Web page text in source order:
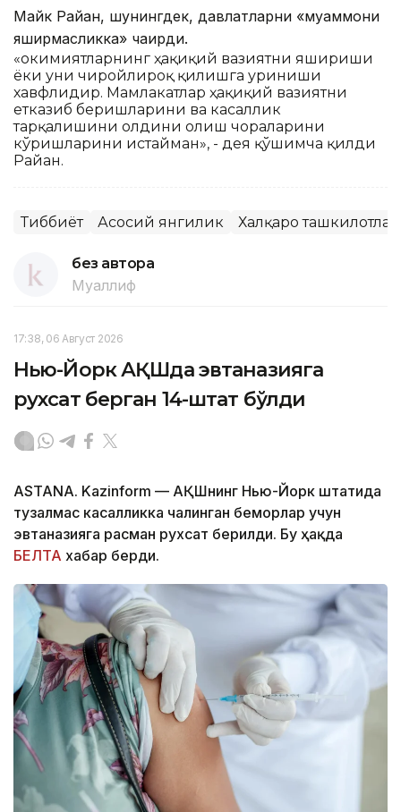
Майк Райан, шунингдек, давлатларни «муаммони
яширмасликка» чақирди.
«Ҳокимиятларнинг ҳақиқий вазиятни яшириши
ёки уни чиройлироқ қилишга уриниши
хавфлидир. Мамлакатлар ҳақиқий вазиятни
етказиб беришларини ва касаллик
тарқалишини олдини олиш чораларини
кўришларини истайман», - дея қўшимча қилди
Райан.
Тиббиёт Асосий янгилик Халқаро ташкилотлар
без автора
Муаллиф
17:38, 06 Август 2026
Нью-Йорк АҚШда эвтаназияга
рухсат берган 14-штат бўлди
ASTANA. Kazinform — АҚШнинг Нью-Йорк штатида
тузалмас касалликка чалинган беморлар учун
эвтаназияга расман рухсат берилди. Бу ҳақда
БЕЛТА хабар берди.